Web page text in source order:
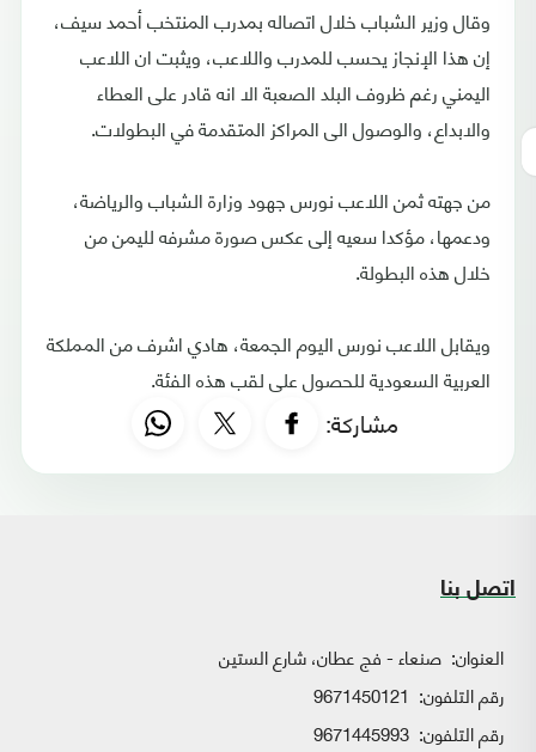
وقال وزير الشباب خلال اتصاله بمدرب المنتخب أحمد سيف،
إن هذا الإنجاز يحسب للمدرب واللاعب، ويثبت ان اللاعب
اليمني رغم ظروف البلد الصعبة الا انه قادر على العطاء
والابداع، والوصول الى المراكز المتقدمة في البطولات.
من جهته ثمن اللاعب نورس جهود وزارة الشباب والرياضة،
ودعمها، مؤكدا سعيه إلى عكس صورة مشرفه لليمن من
خلال هذه البطولة.
ويقابل اللاعب نورس اليوم الجمعة، هادي اشرف من المملكة
العربية السعودية للحصول على لقب هذه الفئة.
مشاركة:
اتصل بنا
العنوان: صنعاء - فج عطان، شارع الستين
رقم التلفون: 9671450121
رقم التلفون: 9671445993